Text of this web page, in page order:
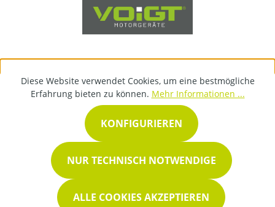
Diese Website verwendet Cookies, um eine bestmögliche
Erfahrung bieten zu können. Mehr Informationen ...
NUR TECHNISCH NOTWENDIGE
KONFIGURIEREN
ALLE COOKIES AKZEPTIEREN